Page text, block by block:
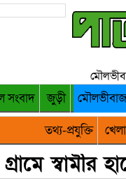
সংবাদ জুড়ী
তথ্য-প্রযুক্তি
স্বামীর